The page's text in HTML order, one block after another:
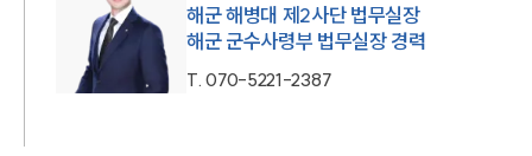
해군 해병대 제2사단 법무실장
해군 군수사령부 법무실장 경력
T.070-5221-2387